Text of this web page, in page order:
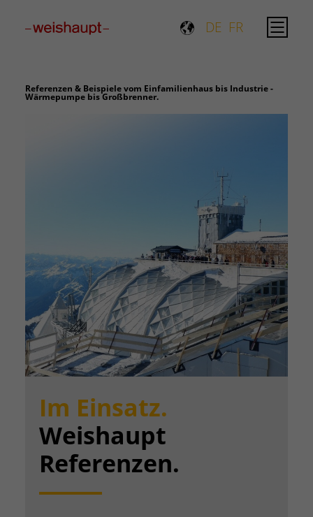
DE FR
Referenzen & Beispiele vom Einfamilienhaus bis Industrie -
Wärmepumpe bis Großbrenner.
Im Einsatz.
Weishaupt
Referenzen.